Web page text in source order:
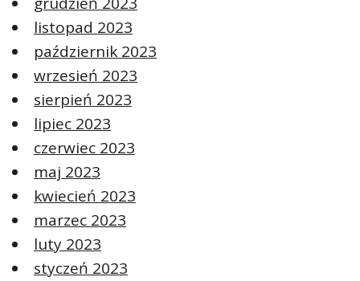
listopad 2023
październik 2023
wrzesień 2023
sierpień 2023
lipiec 2023
czerwiec 2023
maj 2023
kwiecień 2023
marzec 2023
luty 2023
styczeń 2023